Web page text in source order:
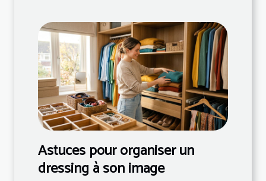
Astuces pour organiser un
dressing à son image